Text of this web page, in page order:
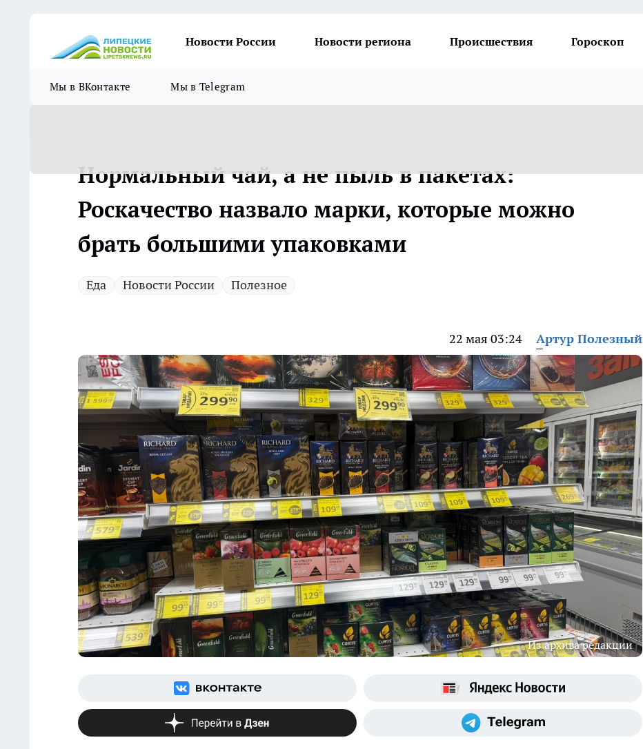
Новости России Новости региона Происшествия Гороскоп
Мы в ВКонтакте Мы в Telegram
Нормальный чай, а не пыль в пакетах:
Роскачество назвало марки, которые можно
брать большими упаковками
Еда Новости России Полезное
22 мая 03:24 Артур Полезный
Из архива редакции